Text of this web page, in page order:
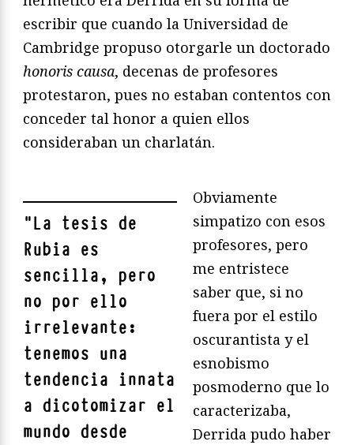
escribir que cuando la Universidad de
Cambridge propuso otorgarle un doctorado
honoris causa, decenas de profesores
protestaron, pues no estaban contentos con
conceder tal honor a quien ellos
consideraban un charlatán.
"La tesis de
Rubia es
sencilla, pero
no por ello
irrelevante:
tenemos una
tendencia innata
a dicotomizar el
mundo desde
Obviamente
simpatizo con esos
profesores, pero
me entristece
saber que, si no
fuera por el estilo
oscurantista y el
esnobismo
posmoderno que lo
caracterizaba,
Derrida pudo haber